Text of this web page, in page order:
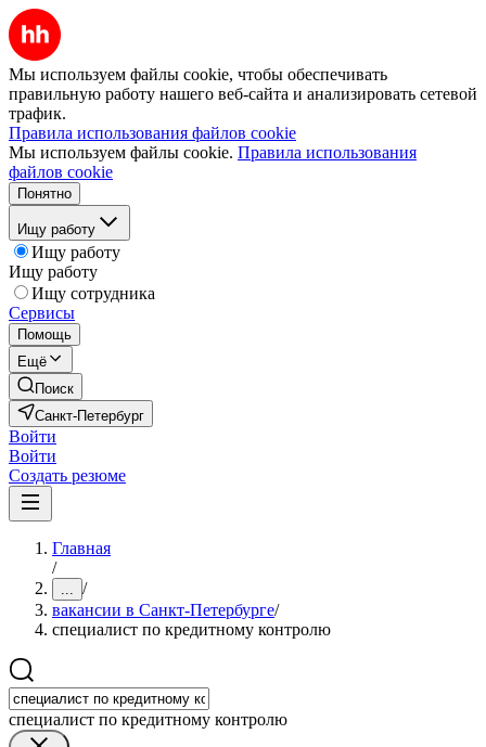
Мы используем файлы cookie, чтобы обеспечивать
правильную работу нашего веб-сайта и анализировать сетевой
трафик.
Правила использования файлов cookie
Мы используем файлы cookie. Правила использования
файлов cookie
Понятно
Ищу работу
Ищу работу
Ищу работу
Ищу сотрудника
Сервисы
Помощь
Ещё
Поиск
Санкт-Петербург
Войти
Войти
Создать резюме
Главная
/
... /
вакансии в Санкт-Петербурге/
специалист по кредитному контролю
специалист по кредитному контролю